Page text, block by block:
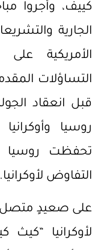
كييف، وأجروا
الجارية
الأمريكية
التساؤلات
قبل انعقاد
روسيا
تحفظت روسيا
التفاوض لأوكرانيا.
على صعيدٍ
لأوكرانيا “كيث